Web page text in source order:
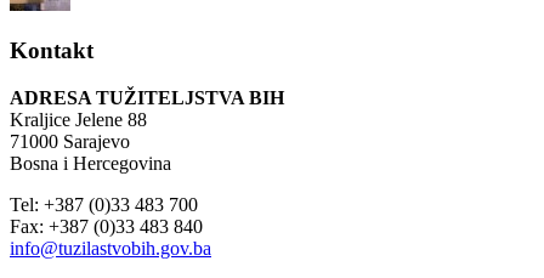
Kontakt
ADRESA TUŽITELJSTVA BIH
Kraljice Jelene 88
71000 Sarajevo
Bosna i Hercegovina
Tel: +387 (0)33 483 700
Fax: +387 (0)33 483 840
info@tuzilastvobih.gov.ba